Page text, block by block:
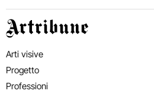
Artribune
Arti visive
Progetto
Professioni